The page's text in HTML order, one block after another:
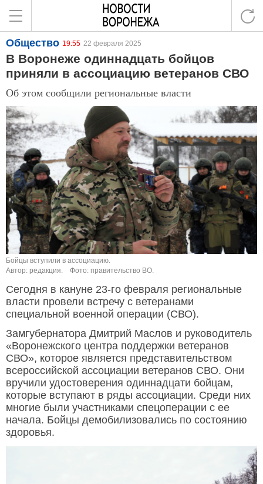
Общество 19:55 22 февраля 2025
В Воронеже одиннадцать бойцов
приняли в ассоциацию ветеранов СВО
Об этом сообщили региональные власти
Бойцы вступили в ассоциацию.
Автор: редакция.
Фото: правительство ВО.
Сегодня в кануне 23-го февраля региональные
власти провели встречу с ветеранами
специальной военной операции (СВО).
Замгубернатора Дмитрий Маслов и руководитель
«Воронежского центра поддержки ветеранов
СВО», которое является представительством
всероссийской ассоциации ветеранов СВО. Они
вручили удостоверения одиннадцати бойцам,
которые вступают в ряды ассоциации. Среди них
многие были участниками спецоперации с ее
начала. Бойцы демобилизовались по состоянию
здоровья.